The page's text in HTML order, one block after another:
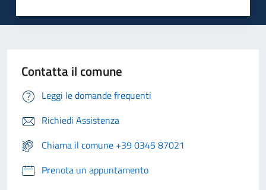
Contatta il comune
Leggi le domande frequenti
Richiedi Assistenza
Chiama il comune +39 0345 87021
Prenota un appuntamento